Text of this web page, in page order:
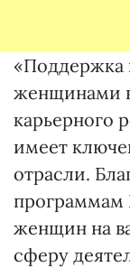
женщинами
карьерного
имеет
отрасли.
женщин на
сферу